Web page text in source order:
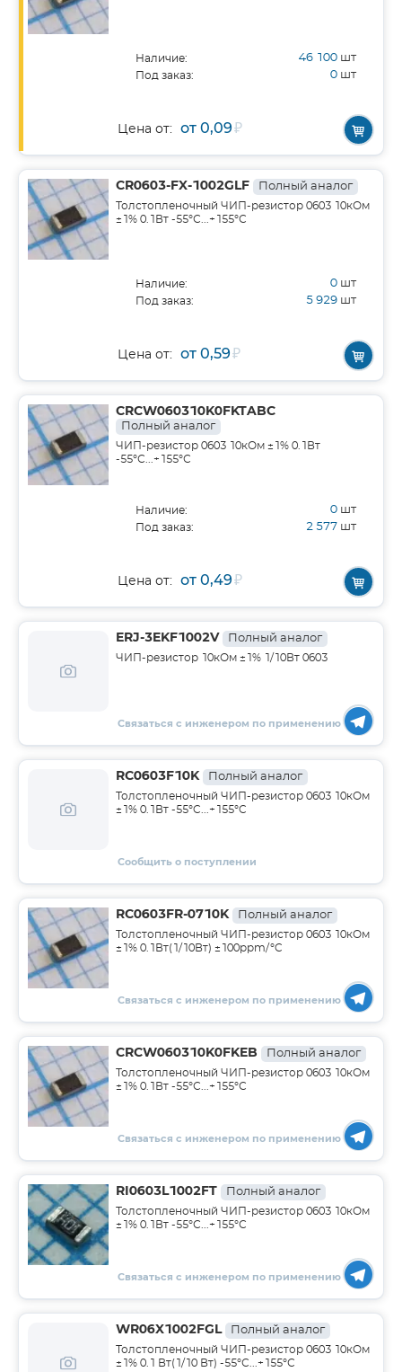
Наличие: 46 100 шт
Под заказ: 0 шт
Цена от: от 0,09₽
CR0603-FX-1002GLF Полный аналог
Толстопленочный ЧИП-резистор 0603 10кОм
±1% 0.1Вт -55°С...+155°С
Наличие: 0 шт
Под заказ: 5 929 шт
Цена от: от 0,59₽
CRCW060310K0FKTABC
Полный аналог
ЧИП-резистор 0603 10кОм ±1% 0.1Вт
-55°С...+155°С
Наличие: 0 шт
Под заказ: 2 577 шт
Цена от: от 0,49₽
ERJ-3EKF1002V Полный аналог
ЧИП-резистор 10кОм ±1% 1/10Вт 0603
Связаться с инженером по применению
RC0603F10K Полный аналог
Толстопленочный ЧИП-резистор 0603 10кОм
±1% 0.1Вт -55°C...+155°C
Сообщить о поступлении
RC0603FR-0710K Полный аналог
Толстопленочный ЧИП-резистор 0603 10кОм
±1% 0.1Вт(1/10Вт) ±100ppm/°C
Связаться с инженером по применению
CRCW060310K0FKEB Полный аналог
Толстопленочный ЧИП-резистор 0603 10кОм
±1% 0.1Вт -55°С...+155°С
Связаться с инженером по применению
RI0603L1002FT Полный аналог
Толстопленочный ЧИП-резистор 0603 10кОм
±1% 0.1Вт -55°С...+155°С
Связаться с инженером по применению
WR06X1002FGL Полный аналог
Толстопленочный ЧИП-резистор 0603 10кОм
±1% 0.1 Вт(1/10 Вт) -55°С...+155°С